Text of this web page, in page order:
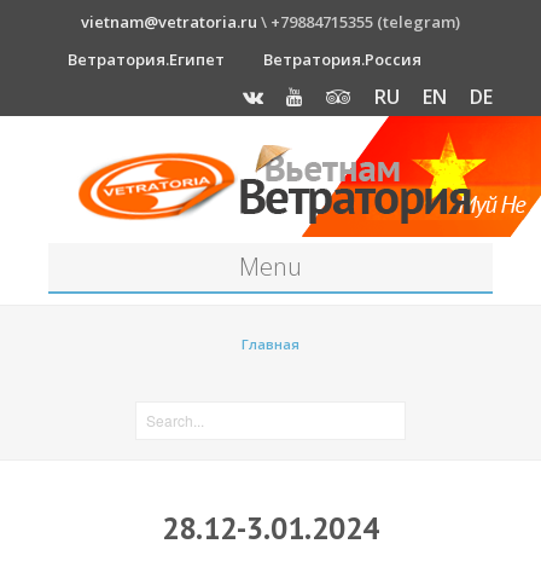
vietnam@vetratoria.ru \ +79884715355 (telegram)
Ветратория.Египет
Ветратория.Россия
RU EN DE
Menu
Главная
28.12-3.01.2024